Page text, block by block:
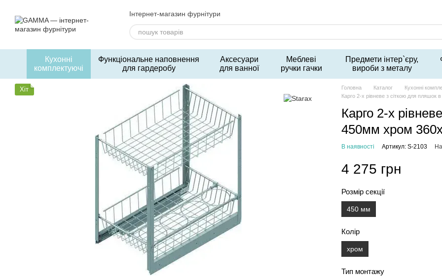
Інтернет-магазин фурнітури
Кухонні
комплектуючі
Функціональне наповнення
для гардеробу
Аксесуари
для ванної
Меблеві
ручки гачки
Предмети інтер`єру,
вироби з металу
Хіт Головна Каталог Кухонні
Карго 2-х рівневе з сіткою для
Карго 2-х
450мм хром
В наявності Артикул: S-2103
4 275 грн
Розмір секції
450 мм
Колір
хром
Тип монтажу